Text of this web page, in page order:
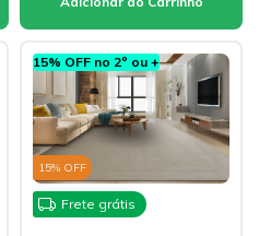
15% OFF no 2º ou +
15% OFF
Frete grátis